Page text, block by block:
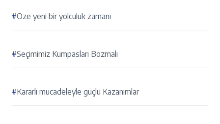
#Öze yeni bir yolculuk zamanı
#Seçimimiz Kumpasları Bozmalı
#Kararlı mücadeleyle güçlü Kazanımlar